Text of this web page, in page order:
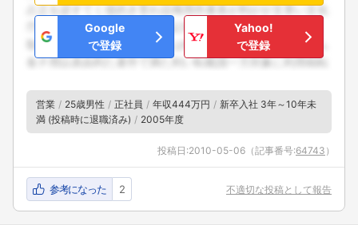
Google
で登録
Yahoo!
で登録
営業 25歳男性 正社員 年収444万円
新卒入社 3年～10年未
満 (投稿時に退職済み)
2005年度
投稿日:2010-05-06 （記事番号:64743 ）
参考になった 2 不適切な投稿として報告